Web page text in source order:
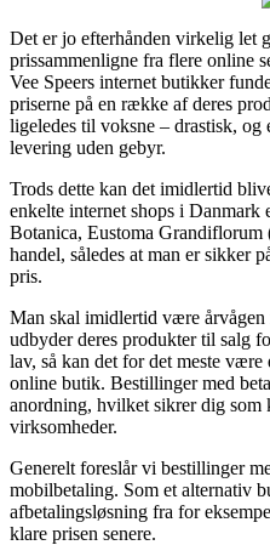
Det er jo efterhånden virkelig let
prissammenligne fra flere online
Vee Speers internet butikker
priserne på en række af deres
ligeledes til voksne – drastisk, og
levering uden gebyr.
Trods dette kan det imidlertid
enkelte internet shops i Danmark
Botanica, Eustoma
handel, således at man er sikker
pris.
Man skal imidlertid være
udbyder deres produkter til salg
lav, så kan det for det meste
online butik. Bestillinger med
anordning, hvilket sikrer dig
virksomheder.
Generelt foreslår vi bestillinger
mobilbetaling. Som et alternativ
afbetalingsløsning fra for
klare prisen senere.